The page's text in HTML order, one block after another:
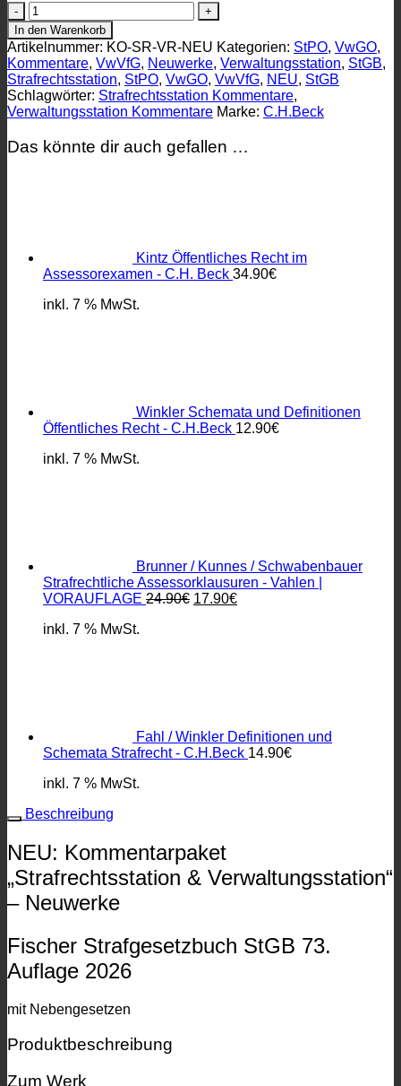
NEU:
Kommentarpaket
„Strafrechtsstation
&
Verwaltungsstation“
–
Neuwerke
Menge
In den Warenkorb
Artikelnummer: KO-SR-VR-NEU Kategorien: StPO, VwGO,
Kommentare, VwVfG, Neuwerke, Verwaltungsstation, StGB,
Strafrechtsstation, StPO, VwGO, VwVfG, NEU, StGB
Schlagwörter: Strafrechtsstation Kommentare,
Verwaltungsstation Kommentare Marke: C.H.Beck
Das könnte dir auch gefallen …
Kintz Öffentliches Recht im
Assessorexamen - C.H. Beck 34.90€
inkl. 7 % MwSt.
Winkler Schemata und Definitionen
Öffentliches Recht - C.H.Beck 12.90€
inkl. 7 % MwSt.
Brunner / Kunnes / Schwabenbauer
Strafrechtliche Assessorklausuren - Vahlen |
VORAUFLAGE 24.90€ Ursprünglicher
17.90€Aktueller
inkl. 7 % MwSt.
Fahl / Winkler Definitionen und
Schemata Strafrecht - C.H.Beck 14.90€
inkl. 7 % MwSt.
Beschreibung
NEU: Kommentarpaket
„Strafrechtsstation & Verwaltungsstation“
– Neuwerke
Fischer Strafgesetzbuch StGB 73.
Auflage 2026
mit Nebengesetzen
Produktbeschreibung
Zum Werk